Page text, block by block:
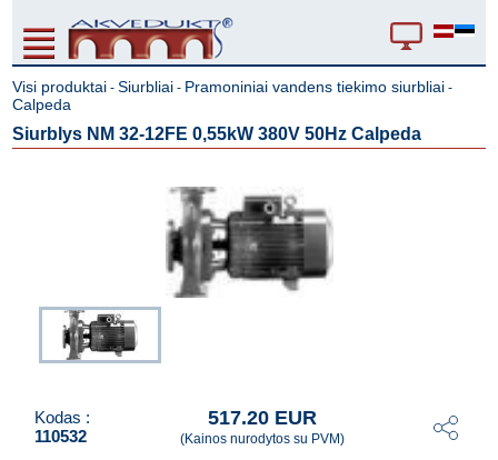
Visi produktai -Siurbliai - Pramoniniai vandens tiekimo siurbliai -
Calpeda
Siurblys NM 32-12FE 0,55kW 380V 50Hz Calpeda
Kodas :
110532
517.20 EUR
(Kainos nurodytos su PVM)